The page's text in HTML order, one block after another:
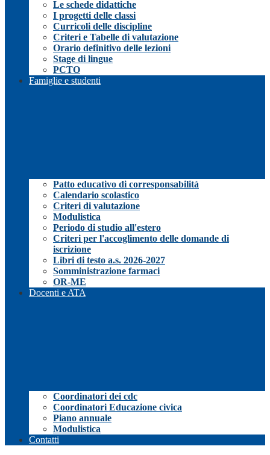
Le schede didattiche
I progetti delle classi
Curricoli delle discipline
Criteri e Tabelle di valutazione
Orario definitivo delle lezioni
Stage di lingue
PCTO
Famiglie e studenti
Patto educativo di corresponsabilità
Calendario scolastico
Criteri di valutazione
Modulistica
Periodo di studio all'estero
Criteri per l'accoglimento delle domande di
iscrizione
Libri di testo a.s. 2026-2027
Somministrazione farmaci
OR-ME
Docenti e ATA
Coordinatori dei cdc
Coordinatori Educazione civica
Piano annuale
Modulistica
Contatti